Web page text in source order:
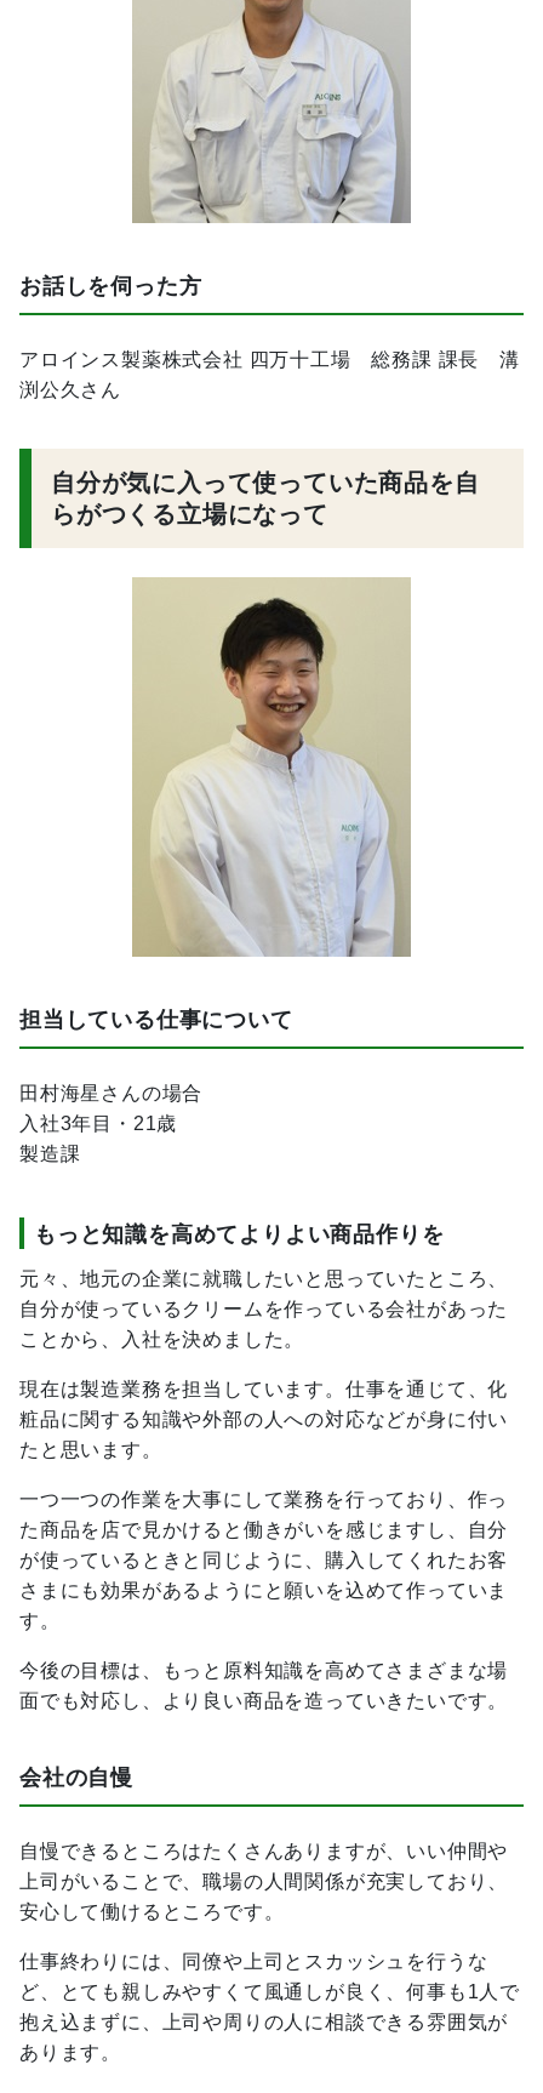
お話しを伺った方
アロインス製薬株式会社 四万十工場 総務課 課長 溝
渕公久さん
自分が気に入って使っていた商品を自
らがつくる立場になって
担当している仕事について
田村海星さんの場合
入社3年目・21歳
製造課
もっと知識を高めてよりよい商品作りを
元々、地元の企業に就職したいと思っていたところ、
自分が使っているクリームを作っている会社があった
ことから、入社を決めました。
現在は製造業務を担当しています。仕事を通じて、化
粧品に関する知識や外部の人への対応などが身に付い
たと思います。
一つ一つの作業を大事にして業務を行っており、作っ
た商品を店で見かけると働きがいを感じますし、自分
が使っているときと同じように、購入してくれたお客
さまにも効果があるようにと願いを込めて作っていま
す。
今後の目標は、もっと原料知識を高めてさまざまな場
面でも対応し、より良い商品を造っていきたいです。
会社の自慢
自慢できるところはたくさんありますが、いい仲間や
上司がいることで、職場の人間関係が充実しており、
安心して働けるところです。
仕事終わりには、同僚や上司とスカッシュを行うな
ど、とても親しみやすくて風通しが良く、何事も1人で
抱え込まずに、上司や周りの人に相談できる雰囲気が
あります。